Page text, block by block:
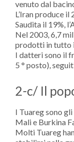
venuto dal
L’Iran produce
Saudita il 19%,
Nel 2003, 6,7
prodotti in tutto
I datteri sono il
5 ° posto),
2-c/ Il
I Tuareg sono
Mali e Burkina
Molti Tuareg